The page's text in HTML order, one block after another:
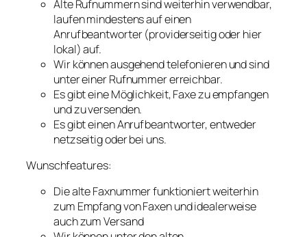
Alte Rufnummern sind weiterhin verwendbar,
laufen mindestens auf einen
Anrufbeantworter (providerseitig oder hier
lokal) auf.
Wir können ausgehend telefonieren und sind
unter einer Rufnummer erreichbar.
Es gibt eine Möglichkeit, Faxe zu empfangen
und zu versenden.
Es gibt einen Anrufbeantworter, entweder
netzseitig oder bei uns.
Wunschfeatures:
Die alte Faxnummer funktioniert weiterhin
zum Empfang von Faxen und idealerweise
auch zum Versand